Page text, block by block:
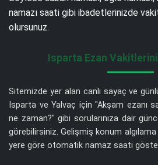
namazı saati gibi ibadetlerinizde
olursunuz.
Isparta Ezan Vakitlerini
Sitemizde yer alan canlı sayaç ve
Isparta ve Yalvaç için "Akşam ezanı
ne zaman?" gibi sorularınıza dair
görebilirsiniz. Gelişmiş konum
yere göre otomatik namaz saati